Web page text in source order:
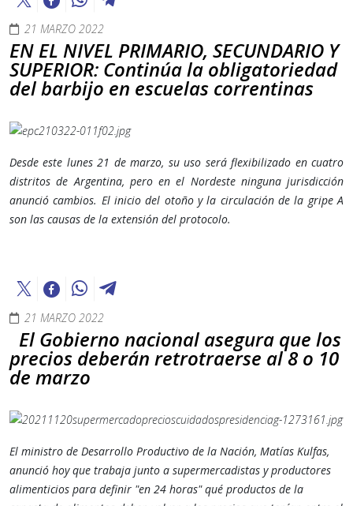
21 MARZO 2022
EN EL NIVEL PRIMARIO, SECUNDARIO Y
SUPERIOR: Continúa la obligatoriedad
del barbijo en escuelas correntinas
Desde este lunes 21 de marzo, su uso será flexibilizado en cuatro
distritos de Argentina, pero en el Nordeste ninguna jurisdicción
anunció cambios. El inicio del otoño y la circulación de la gripe A
son las causas de la extensión del protocolo.
21 MARZO 2022
El Gobierno nacional asegura que los
precios deberán retrotraerse al 8 o 10
de marzo
El ministro de Desarrollo Productivo de la Nación, Matías Kulfas,
anunció hoy que trabaja junto a supermercadistas y productores
alimenticios para definir "en 24 horas" qué productos de la